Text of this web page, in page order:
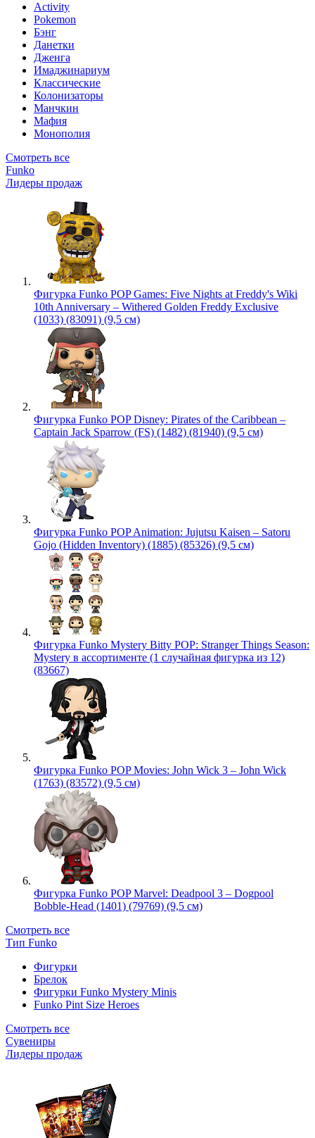
Activity
Pokemon
Бэнг
Данетки
Дженга
Имаджинариум
Классические
Колонизаторы
Манчкин
Мафия
Монополия
Смотреть все
Funko
Лидеры продаж
Фигурка Funko POP Games: Five Nights at Freddy's Wiki
10th Anniversary – Withered Golden Freddy Exclusive
(1033) (83091) (9,5 см)
Фигурка Funko POP Disney: Pirates of the Caribbean –
Captain Jack Sparrow (FS) (1482) (81940) (9,5 см)
Фигурка Funko POP Animation: Jujutsu Kaisen – Satoru
Gojo (Hidden Inventory) (1885) (85326) (9,5 см)
Фигурка Funko Mystery Bitty POP: Stranger Things Season:
Mystery в ассортименте (1 случайная фигурка из 12)
(83667)
Фигурка Funko POP Movies: John Wick 3 – John Wick
(1763) (83572) (9,5 см)
Фигурка Funko POP Marvel: Deadpool 3 – Dogpool
Bobble-Head (1401) (79769) (9,5 см)
Смотреть все
Тип Funko
Фигурки
Брелок
Фигурки Funko Mystery Minis
Funko Pint Size Heroes
Смотреть все
Сувениры
Лидеры продаж